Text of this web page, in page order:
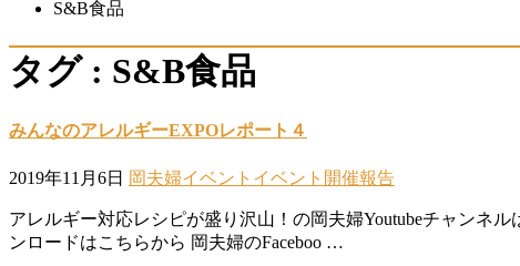
S&B食品
タグ : S&B食品
みんなのアレルギーEXPOレポート４
2019年11月6日 岡夫婦イベント イベント開催報告
アレルギー対応レシピが盛り沢山！の岡夫婦Youtubeチャンネ
ンロードはこちらから 岡夫婦のFaceboo …